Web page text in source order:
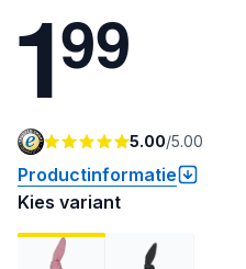
199
5.00/5.00
Productinformatie
Kies variant